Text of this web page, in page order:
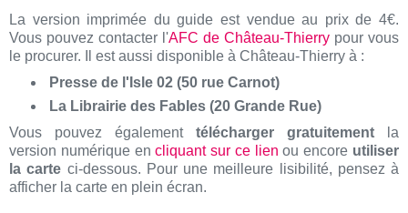
La version imprimée du guide est vendue au prix de 4€.
Vous pouvez contacter l'AFC de Château-Thierry pour vous
le procurer. Il est aussi disponible à Château-Thierry à :
Presse de l'Isle 02 (50 rue Carnot)
La Librairie des Fables (20 Grande Rue)
Vous pouvez également télécharger gratuitement
la
version numérique encliquant sur ce lien ou encore utiliser
la carte ci-dessous. Pour une meilleure lisibilité, pensez à
afficher la carte en plein écran.